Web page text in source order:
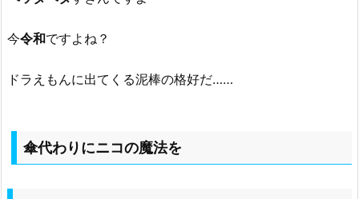
今令和ですよね？
ドラえもんに出てくる泥棒の格好だ……
傘代わりにニコの魔法を